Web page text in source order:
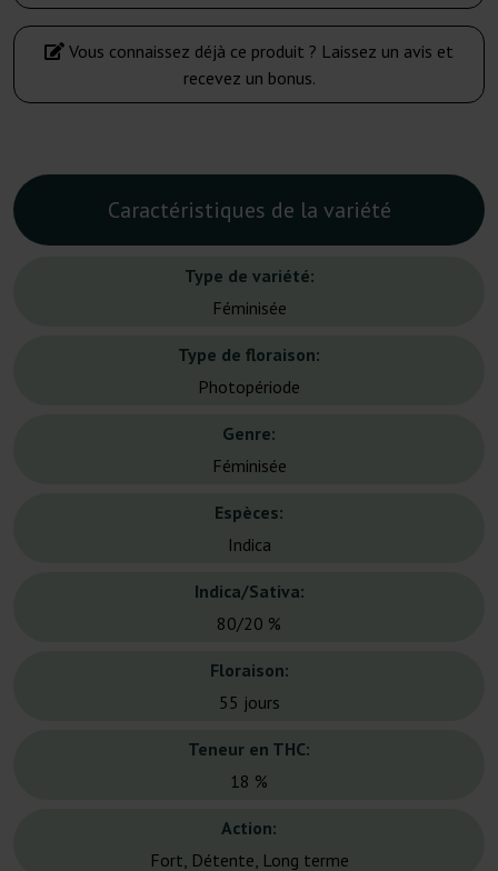
Vous connaissez déjà ce produit ? Laissez un avis et
recevez un bonus.
Caractéristiques de la variété
Type de variété:
Féminisée
Type de floraison:
Photopériode
Genre:
Féminisée
Espèces:
Indica
Indica/Sativa:
80/20 %
Floraison:
55 jours
Teneur en THC:
18 %
Action:
Fort, Détente, Long terme